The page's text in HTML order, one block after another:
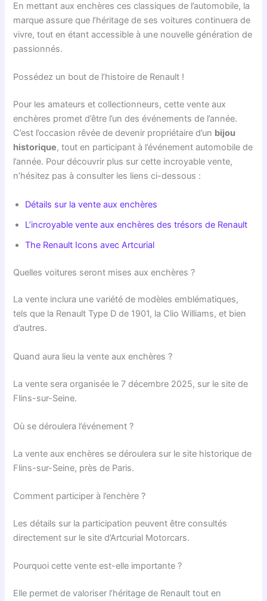
En mettant aux enchères ces classiques de l’automobile, la
marque assure que l’héritage de ses voitures continuera de
vivre, tout en étant accessible à une nouvelle génération de
passionnés.
Possédez un bout de l’histoire de Renault !
Pour les amateurs et collectionneurs, cette vente aux
enchères promet d’être l’un des événements de l’année.
C’est l’occasion rêvée de devenir propriétaire d’un bijou
historique, tout en participant à l’événement automobile de
l’année. Pour découvrir plus sur cette incroyable vente,
n’hésitez pas à consulter les liens ci-dessous :
Détails sur la vente aux enchères
L’incroyable vente aux enchères des trésors de Renault
The Renault Icons avec Artcurial
Quelles voitures seront mises aux enchères ?
La vente inclura une variété de modèles emblématiques,
tels que la Renault Type D de 1901, la Clio Williams, et bien
d’autres.
Quand aura lieu la vente aux enchères ?
La vente sera organisée le 7 décembre 2025, sur le site de
Flins-sur-Seine.
Où se déroulera l’événement ?
La vente aux enchères se déroulera sur le site historique de
Flins-sur-Seine, près de Paris.
Comment participer à l’enchère ?
Les détails sur la participation peuvent être consultés
directement sur le site d’Artcurial Motorcars.
Pourquoi cette vente est-elle importante ?
Elle permet de valoriser l’héritage de Renault tout en